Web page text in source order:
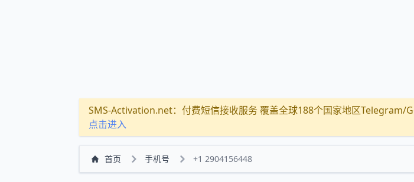
SMS-Activation.net：付费短信接收服务 覆盖全球188个国家地区
点击进入
首页 手机号 +1 2904156448